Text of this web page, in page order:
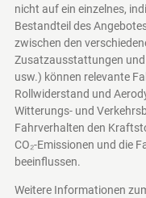
nicht auf ein einzelnes,
Bestandteil des
zwischen den
Zusatzausstattungen
usw.) können relevante
Rollwiderstand und
Witterungs- und
Fahrverhalten den
CO₂-Emissionen und die
beeinflussen.
Weitere Informationen